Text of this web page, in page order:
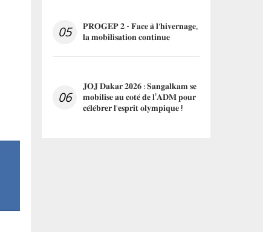
05 𝐏𝐑𝐎𝐆𝐄𝐏 𝟐 - 𝐅𝐚𝐜𝐞 𝐚̀ 𝐥'𝐡𝐢𝐯𝐞𝐫𝐧𝐚𝐠𝐞,
𝐥𝐚 𝐦𝐨𝐛𝐢𝐥𝐢𝐬𝐚𝐭𝐢𝐨𝐧 𝐜𝐨𝐧𝐭𝐢𝐧𝐮𝐞
06
𝐉𝐎𝐉 𝐃𝐚𝐤𝐚𝐫 𝟐𝟎𝟐𝟔 : 𝐒𝐚𝐧𝐠𝐚𝐥𝐤𝐚𝐦 𝐬𝐞
𝐦𝐨𝐛𝐢𝐥𝐢𝐬𝐞 𝐚𝐮 𝐜𝐨𝐭𝐞́ 𝐝𝐞 𝐥’𝐀𝐃𝐌 𝐩𝐨𝐮𝐫
𝐜𝐞́𝐥𝐞́𝐛𝐫𝐞𝐫 𝐥'𝐞𝐬𝐩𝐫𝐢𝐭 𝐨𝐥𝐲𝐦𝐩𝐢𝐪𝐮𝐞 !